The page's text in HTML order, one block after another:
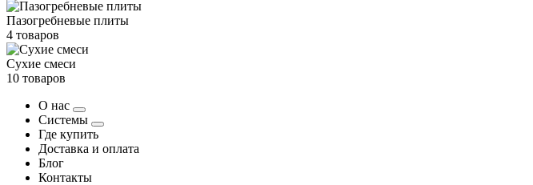
Пазогребневые плиты
4 товаров
Сухие смеси
10 товаров
О нас
Системы
Где купить
Доставка и оплата
Блог
Контакты